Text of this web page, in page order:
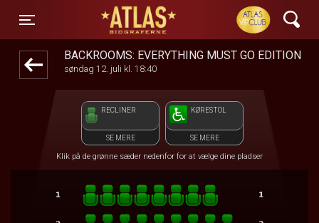
Toggle navigation
ATLAS Biograferne
BACKROOMS: EVERYTHING MUST GO EDITION
søndag 12. juli kl. 18:40
RECLINER
SE MERE
KØRESTOL
SE MERE
Klik på de grønne sæder nedenfor for at vælge dine pladser
front03-cc 062523